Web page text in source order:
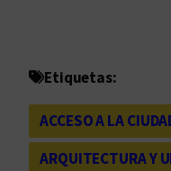
Etiquetas:
ACCESO A LA
ARQUITECTURA Y